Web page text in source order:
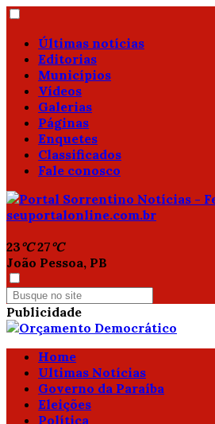
Últimas notícias
Editorias
Municípios
Vídeos
Galerias
Páginas
Enquetes
Classificados
Fale conosco
23°C 27°C
João Pessoa, PB
Publicidade
Home
Ultimas Notícias
Governo da Paraíba
Eleições
Política